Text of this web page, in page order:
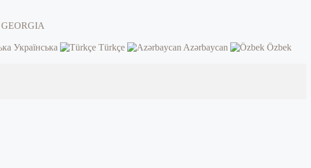
Українська Türkçe Azərbaycan
Özbek